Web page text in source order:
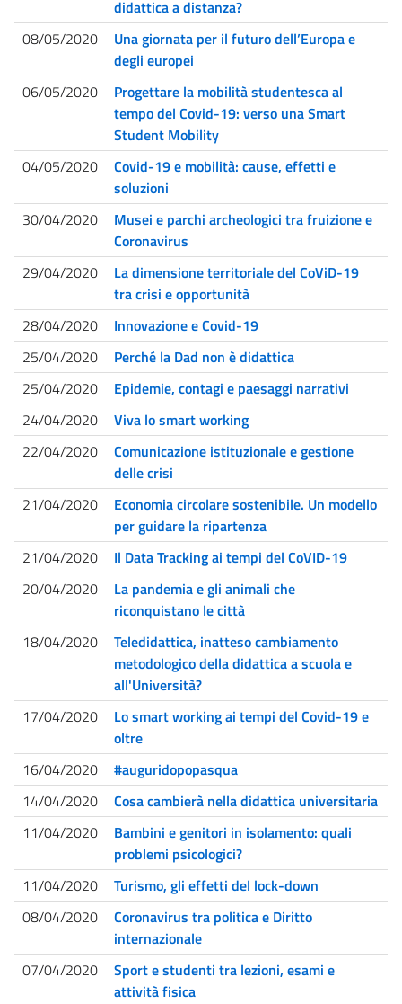
didattica a distanza?
08/05/2020
Una giornata per il futuro dell’Europa e
degli europei
06/05/2020
Progettare la mobilità studentesca al
tempo del Covid-19: verso una Smart
Student Mobility
04/05/2020
Covid-19 e mobilità: cause, effetti e
soluzioni
30/04/2020
Musei e parchi archeologici tra fruizione e
Coronavirus
29/04/2020
La dimensione territoriale del CoViD-19
tra crisi e opportunità
28/04/2020
Innovazione e Covid-19
25/04/2020
Perché la Dad non è didattica
25/04/2020
Epidemie, contagi e paesaggi narrativi
24/04/2020
Viva lo smart working
22/04/2020
Comunicazione istituzionale e gestione
delle crisi
21/04/2020
Economia circolare sostenibile. Un modello
per guidare la ripartenza
21/04/2020
Il Data Tracking ai tempi del CoVID-19
20/04/2020
La pandemia e gli animali che
riconquistano le città
18/04/2020
Teledidattica, inatteso cambiamento
metodologico della didattica a scuola e
all'Università?
17/04/2020
Lo smart working ai tempi del Covid-19 e
oltre
16/04/2020
#auguridopopasqua
14/04/2020
Cosa cambierà nella didattica universitaria
11/04/2020
Bambini e genitori in isolamento: quali
problemi psicologici?
11/04/2020
Turismo, gli effetti del lock-down
08/04/2020
Coronavirus tra politica e Diritto
internazionale
07/04/2020
Sport e studenti tra lezioni, esami e
attività fisica